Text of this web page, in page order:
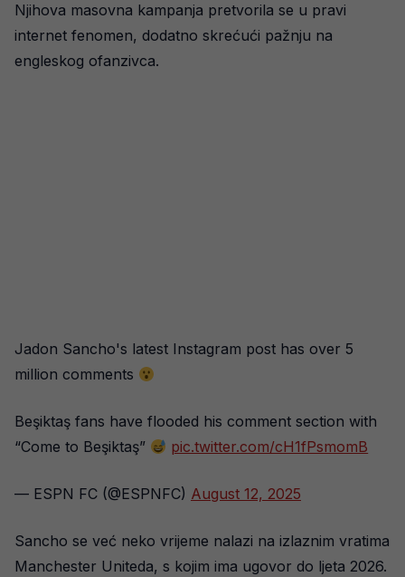
Njihova masovna kampanja pretvorila se u pravi
internet fenomen, dodatno skrećući pažnju na
engleskog ofanzivca.
Jadon Sancho's latest Instagram post has over 5
million comments
Beşiktaş fans have flooded his comment section with
“Come to Beşiktaş”
pic.twitter.com/cH1fPsmomB
— ESPN FC (@ESPNFC) August 12, 2025
Sancho se već neko vrijeme nalazi na izlaznim vratima
Manchester Uniteda, s kojim ima ugovor do ljeta 2026.